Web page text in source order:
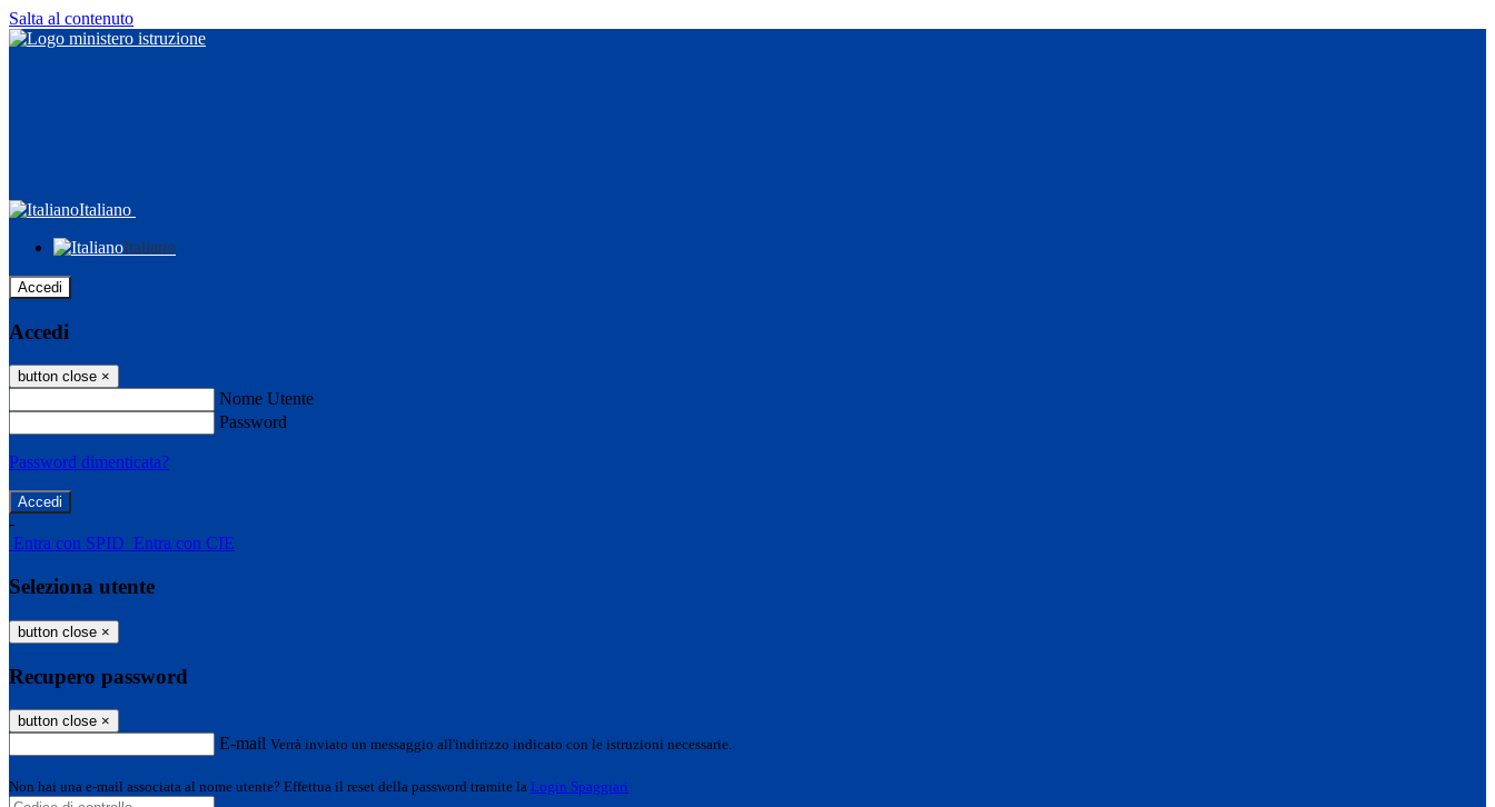
Salta al contenuto
Italiano
Italiano
Accedi
Accedi
button close ×
Nome Utente
Password
Password dimenticata?
-
Entra con SPID Entra con CIE
Seleziona utente
button close ×
Recupero password
button close ×
E-mail Verrà inviato un messaggio all'indirizzo indicato con le istruzioni necessarie.
Non hai una e-mail associata al nome utente? Effettua il reset della password tramite la Login Spaggiari